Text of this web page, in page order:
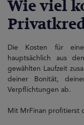
Wie viel
Die Kosten für
hauptsächlich aus
gewählten Laufzeit
deiner Bonität,
Verpflichtungen ab.
Mit MrFinan profitierst